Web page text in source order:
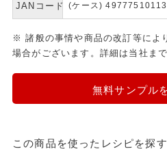
JANコード (ケース)
※ 諸般の事情や商品の改訂等によ
場合がございます。詳細は当社ま
無料サンプル
この商品を使ったレシピを探す